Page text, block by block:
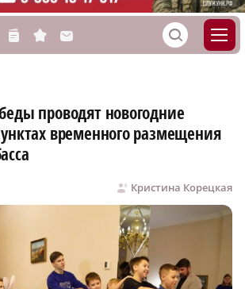
n s M S
проводят новогодние
временного размещения
Кристина Корецкая